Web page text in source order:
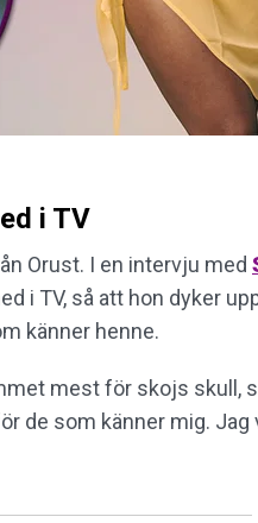
i TV
Orust. I en intervju med
i TV, så att hon dyker
känner henne.
mest för skojs skull,
de som känner mig.